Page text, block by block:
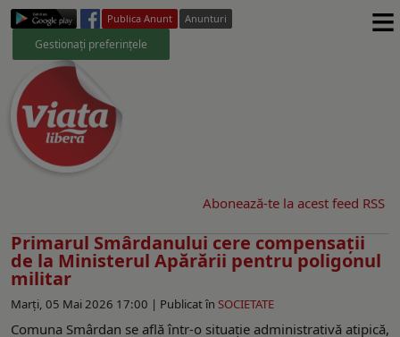
Publica Anunt Anunturi
Gestionați preferințele ≡
Abonează-te la acest feed RSS
Primarul Smârdanului cere compensații
de la Ministerul Apărării pentru poligonul
militar
Marți, 05 Mai 2026 17:00 | Publicat în SOCIETATE
Comuna Smârdan se află într-o situație administrativă atipică,